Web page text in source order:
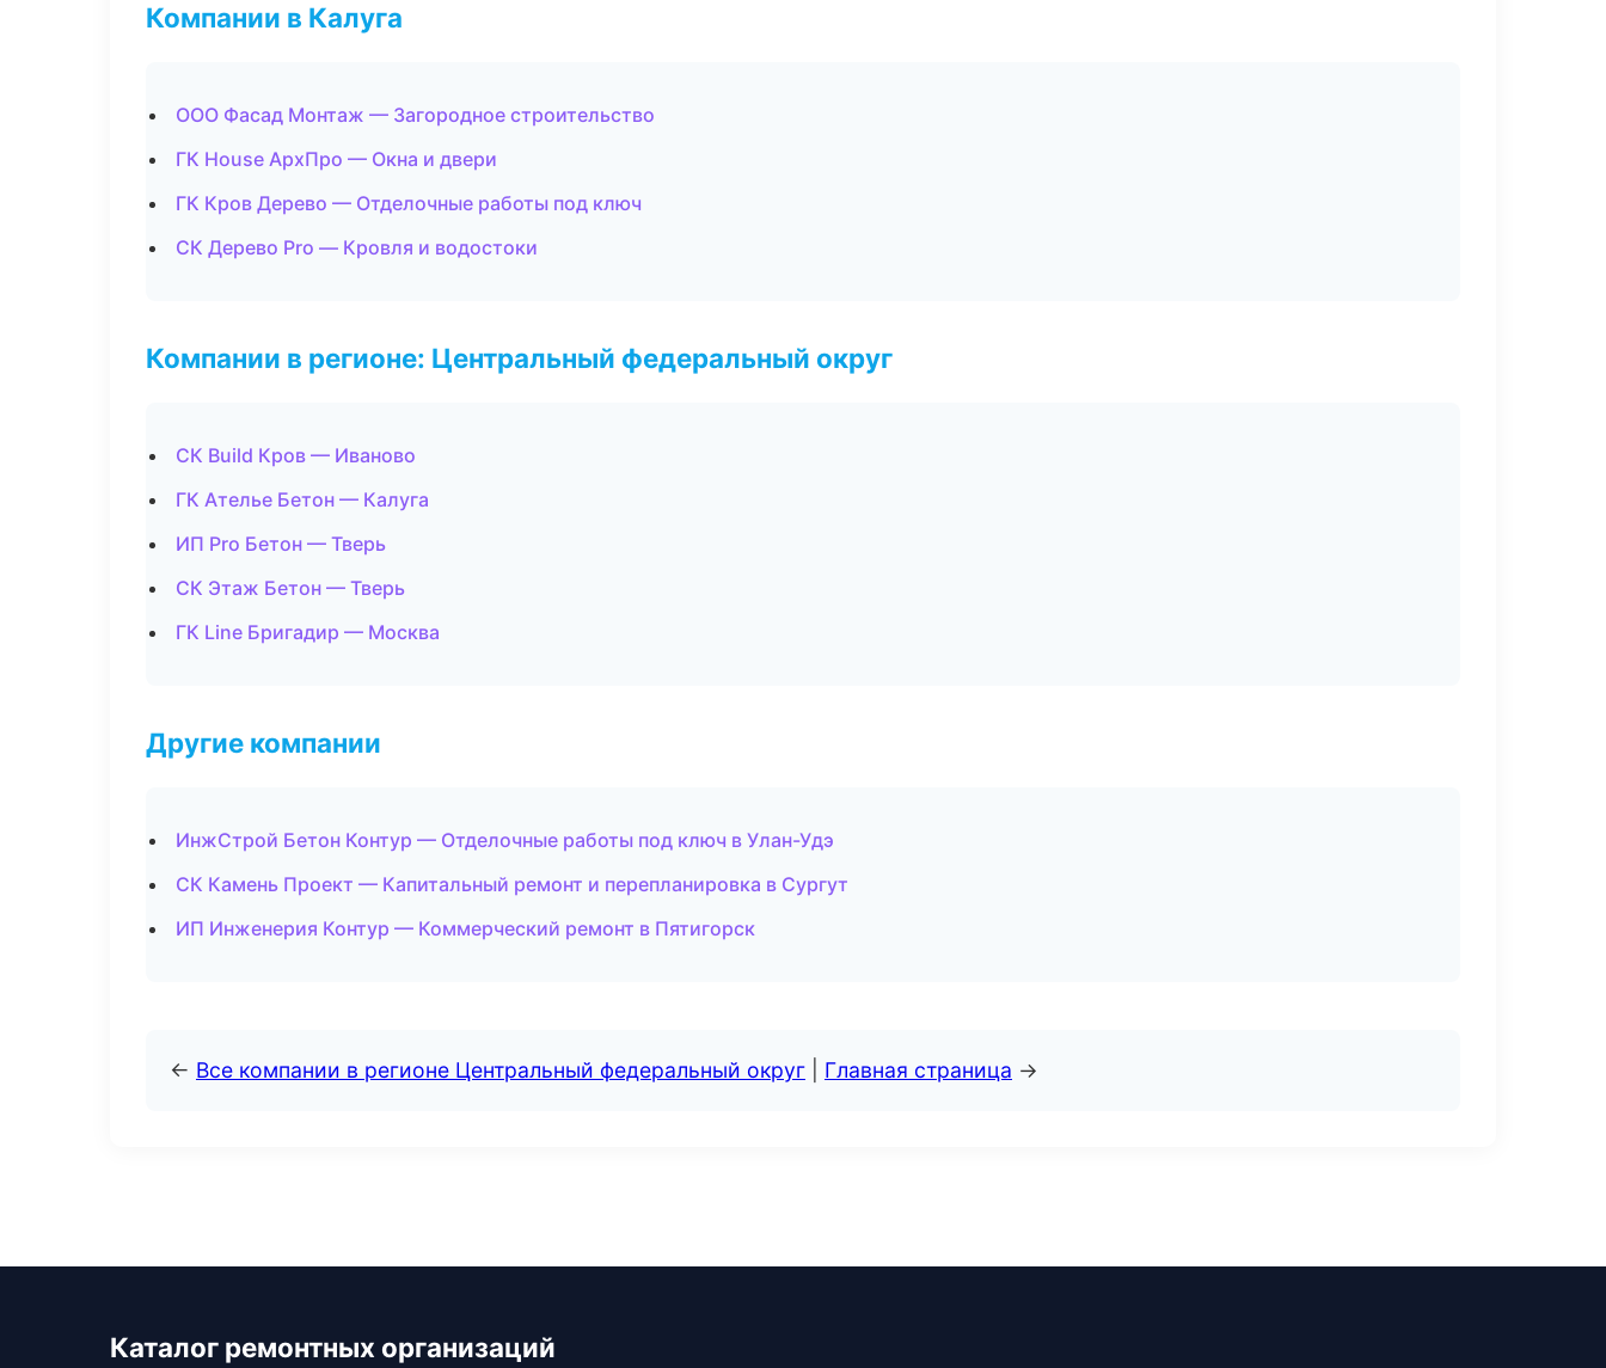
Компании в Калуга
ООО Фасад Монтаж — Загородное строительство
ГК House АрхПро — Окна и двери
ГК Кров Дерево — Отделочные работы под ключ
СК Дерево Pro — Кровля и водостоки
Компании в регионе: Центральный федеральный округ
СК Build Кров — Иваново
ГК Ателье Бетон — Калуга
ИП Pro Бетон — Тверь
СК Этаж Бетон — Тверь
ГК Line Бригадир — Москва
Другие компании
ИнжСтрой Бетон Контур — Отделочные работы под ключ в Улан-Удэ
СК Камень Проект — Капитальный ремонт и перепланировка в Сургут
ИП Инженерия Контур — Коммерческий ремонт в Пятигорск
← Все компании в регионе Центральный федеральный округ Главная страница →
Каталог ремонтных организаций